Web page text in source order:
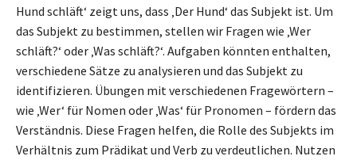
Hund schläft‘ zeigt uns, dass ‚Der Hund‘ das Subjekt ist. Um
das Subjekt zu bestimmen, stellen wir Fragen wie ‚Wer
schläft?‘ oder ‚Was schläft?‘. Aufgaben könnten enthalten,
verschiedene Sätze zu analysieren und das Subjekt zu
identifizieren. Übungen mit verschiedenen Fragewörtern –
wie ‚Wer‘ für Nomen oder ‚Was‘ für Pronomen – fördern das
Verständnis. Diese Fragen helfen, die Rolle des Subjekts im
Verhältnis zum Prädikat und Verb zu verdeutlichen. Nutzen